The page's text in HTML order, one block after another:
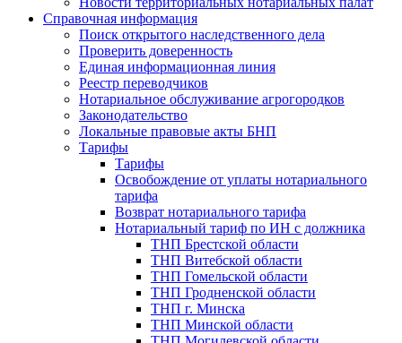
Справочная информация
Поиск открытого наследственного дела
Проверить доверенность
Единая информационная линия
Реестр переводчиков
Нотариальное обслуживание агрогородков
Законодательство
Локальные правовые акты БНП
Тарифы
Тарифы
Освобождение от уплаты нотариального
тарифа
Возврат нотариального тарифа
Нотариальный тариф по ИН с должника
ТНП Брестской области
ТНП Витебской области
ТНП Гомельской области
ТНП Гродненской области
ТНП г. Минска
ТНП Минской области